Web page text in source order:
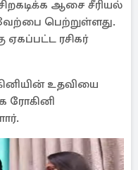
சிறகடிக்க ஆசை சீரியல்
பெற்றுள்ளது.
ஏகப்பட்ட ரசிகர்
உதவியை
ரோகினி